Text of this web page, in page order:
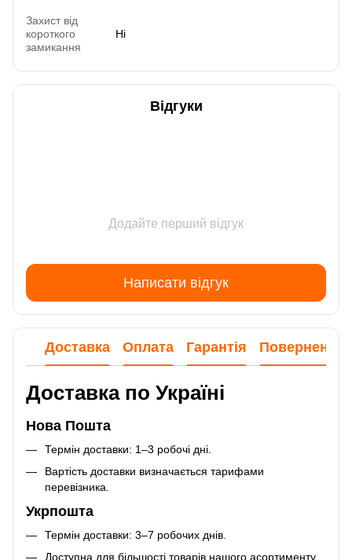
Захист від
короткого
замикання
Ні
Відгуки
Додайте перший відгук
Написати відгук
Доставка Оплата Гарантія Повернення
Доставка по Україні
Нова Пошта
Термін доставки: 1–3 робочі дні.
Вартість доставки визначається тарифами
перевізника.
Укрпошта
Термін доставки: 3–7 робочих днів.
Доступна для більшості товарів нашого асортименту.